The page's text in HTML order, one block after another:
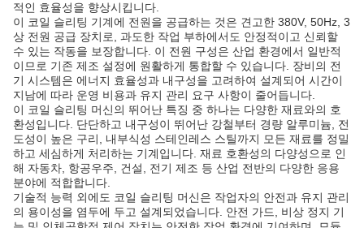
적인 효율성을 향상시킵니다.
이 코일 슬리팅 기계에 전원을 공급하는 것은 견고한 380V, 50Hz, 3
상 전원 공급 장치로, 과도한 작업 부하에서도 안정적이고 신뢰할
수 있는 작동을 보장합니다. 이 전원 구성은 산업 환경에서 일반적
이므로 기존 제조 설정에 원활하게 통합할 수 있습니다. 장비의 전
기 시스템은 에너지 효율성과 내구성을 고려하여 설계되어 시간이
지남에 따라 운영 비용과 유지 관리 요구 사항이 줄어듭니다.
이 코일 슬리팅 머신의 뛰어난 특징 중 하나는 다양한 재료와의 호
환성입니다. 단단하고 내구성이 뛰어난 강철부터 경량 알루미늄, 전
도성이 높은 구리, 내부식성 스테인레스 스틸까지 모든 재료를 정밀
하고 세심하게 처리하는 기계입니다. 재료 호환성의 다양성으로 인
해 자동차, 항공우주, 건설, 전기 제조 등 산업 전반의 다양한 응용
분야에 적합합니다.
기술적 능력 외에도 코일 슬리팅 머신은 작업자의 안전과 유지 관리
의 용이성을 염두에 두고 설계되었습니다. 안전 가드, 비상 정지 기